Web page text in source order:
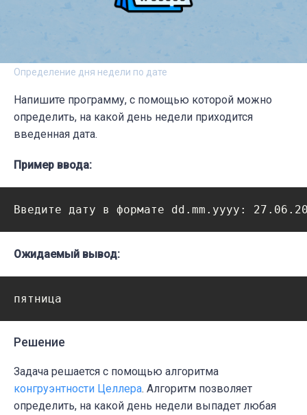
Определение дня недели по дате
Напишите программу, с помощью которой можно
определить, на какой день недели приходится
введенная дата.
Пример ввода:
Введите дату в формате dd.mm.yyyy:
Ожидаемый вывод:
пятница
Решение
Задача решается с помощью алгоритма
конгруэнтности Целлера. Алгоритм позволяет
определить, на какой день недели выпадет любая